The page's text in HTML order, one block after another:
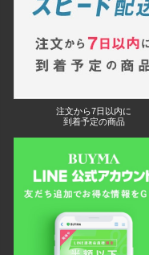
注文から7日以内に
到着予定の商品